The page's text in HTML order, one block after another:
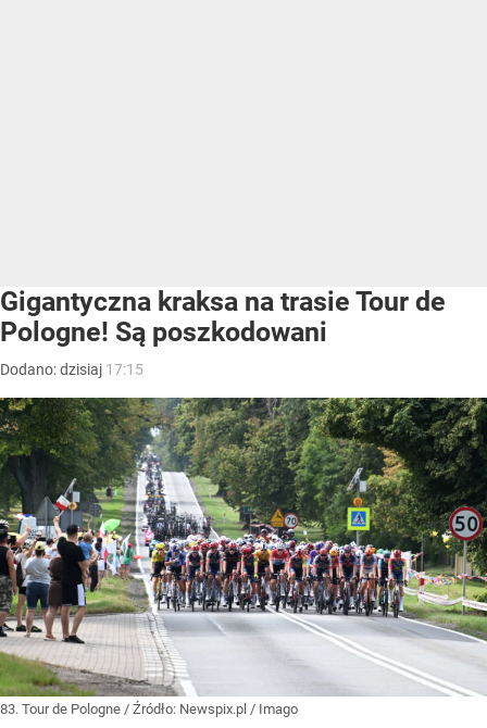
Gigantyczna kraksa na trasie Tour de
Pologne! Są poszkodowani
Dodano:dzisiaj 17:15
83. Tour de Pologne / Źródło: Newspix.pl / Imago